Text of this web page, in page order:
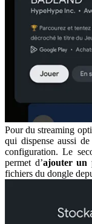
Pour du streaming
qui dispense aussi
configuration. Le
permet d’ajouter un
fichiers du dongle